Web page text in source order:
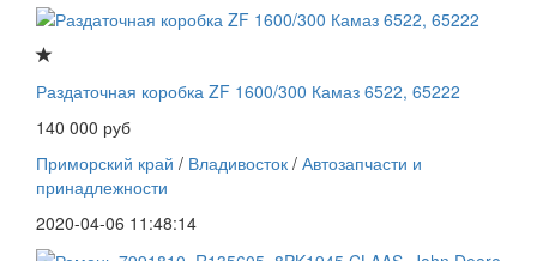
Раздаточная коробка ZF 1600/300 Камаз 6522, 65222
140 000 руб
Приморский край / Владивосток / Автозапчасти и
принадлежности
2020-04-06 11:48:14